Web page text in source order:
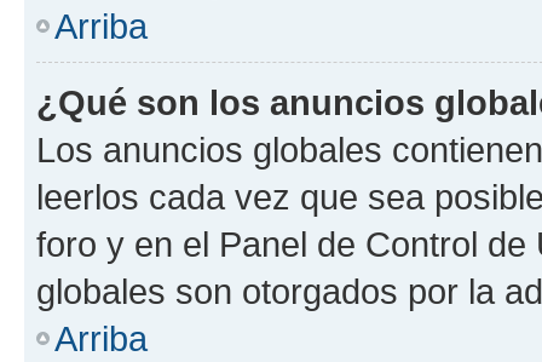
Arriba
¿Qué son los anuncios
Los anuncios globales
leerlos cada vez que sea
foro y en el Panel de Control
globales son otorgados por la
Arriba